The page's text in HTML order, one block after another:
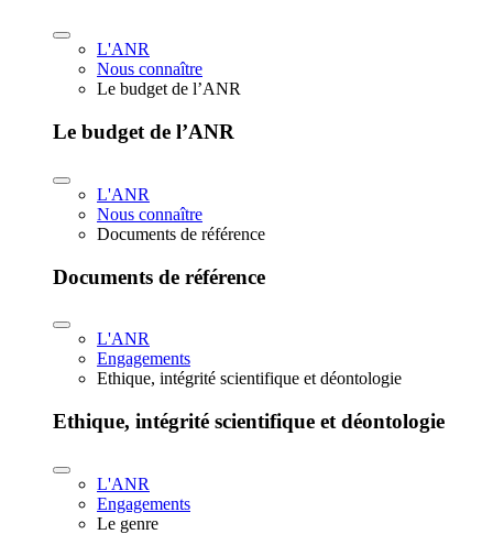
L'ANR
Nous connaître
Le budget de l’ANR
Le budget de l’ANR
L'ANR
Nous connaître
Documents de référence
Documents de référence
L'ANR
Engagements
Ethique, intégrité scientifique et déontologie
Ethique, intégrité scientifique et déontologie
L'ANR
Engagements
Le genre